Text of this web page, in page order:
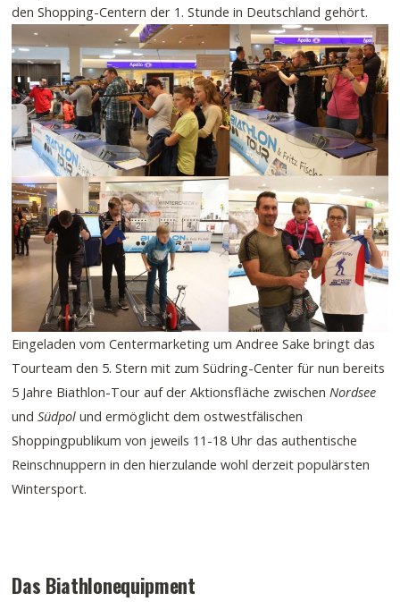
den Shopping-Centern der 1. Stunde in Deutschland gehört.
Eingeladen vom Centermarketing um Andree Sake bringt das
Tourteam den 5. Stern mit zum Südring-Center für nun bereits
5 Jahre Biathlon-Tour auf der Aktionsfläche zwischen Nordsee
undSüdpol und ermöglicht dem ostwestfälischen
Shoppingpublikum von jeweils 11-18 Uhr das authentische
Reinschnuppern in den hierzulande wohl derzeit populärsten
Wintersport.
Das Biathlonequipment